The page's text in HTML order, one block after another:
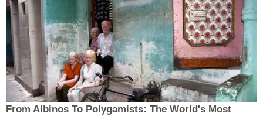
From Albinos To Polygamists: The World's Most